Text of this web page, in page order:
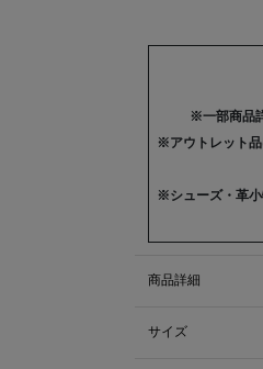
※一部商品
※アウトレット品
※シューズ・革小
商品詳細
サイズ